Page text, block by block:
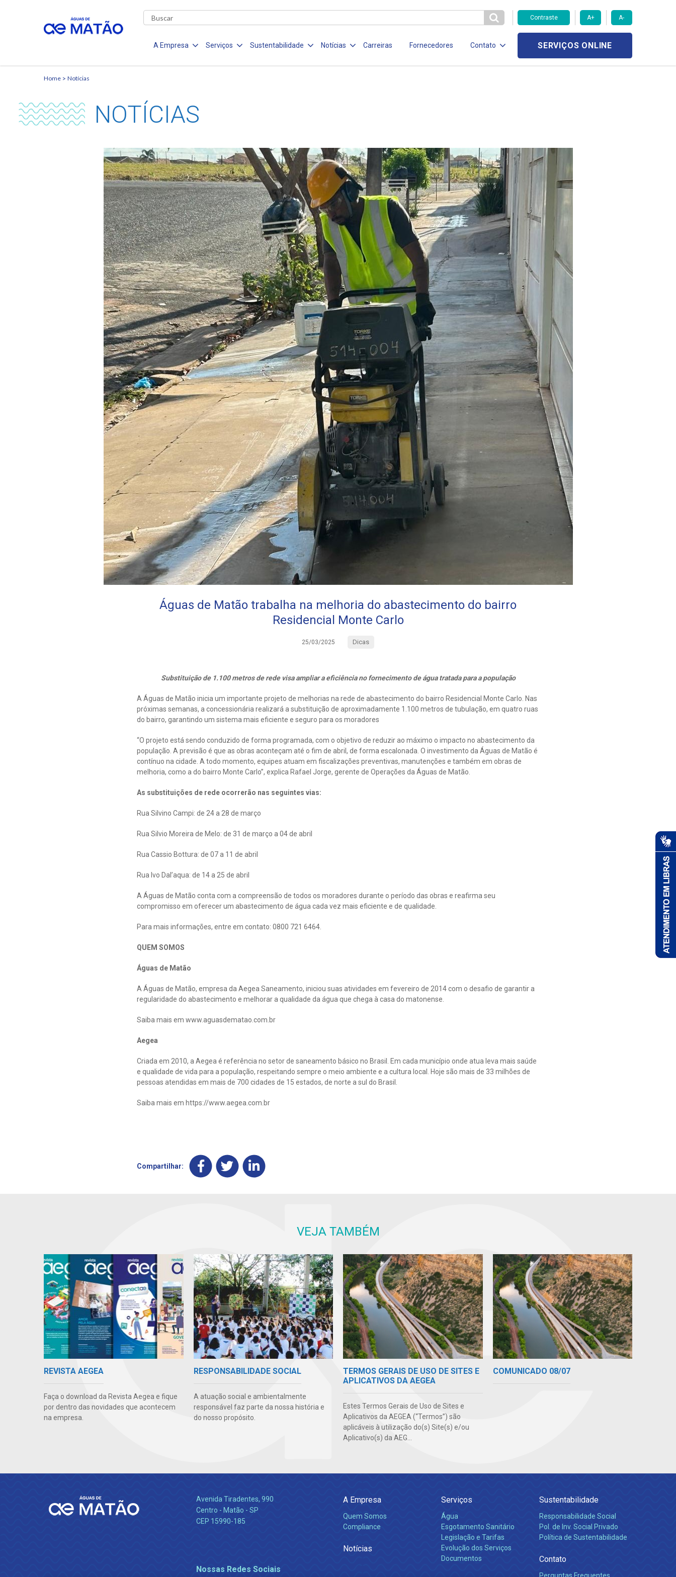
Contraste A+ A-
A Empresa Serviços Sustentabilidade Notícias Carreiras Fornecedores Contato SERVIÇOS ONLINE
Home Notícias
NOTÍCIAS
Águas de Matão trabalha na melhoria do abastecimento do bairro
Residencial Monte Carlo
25/03/2025 Dicas
Substituição de 1.100 metros de rede visa ampliar a eficiência no fornecimento de água tratada para a população
A Águas de Matão inicia um importante projeto de melhorias na rede de abastecimento do bairro Residencial Monte Carlo. Nas
próximas semanas, a concessionária realizará a substituição de aproximadamente 1.100 metros de tubulação, em quatro ruas
do bairro, garantindo um sistema mais eficiente e seguro para os moradores
“O projeto está sendo conduzido de forma programada, com o objetivo de reduzir ao máximo o impacto no abastecimento da
população. A previsão é que as obras aconteçam até o fim de abril, de forma escalonada. O investimento da Águas de Matão é
contínuo na cidade. A todo momento, equipes atuam em fiscalizações preventivas, manutenções e também em obras de
melhoria, como a do bairro Monte Carlo”, explica Rafael Jorge, gerente de Operações da Águas de Matão.
As substituições de rede ocorrerão nas seguintes vias:
Rua Silvino Campi: de 24 a 28 de março
Rua Silvio Moreira de Melo: de 31 de março a 04 de abril
Rua Cassio Bottura: de 07 a 11 de abril
Rua Ivo Dal’aqua: de 14 a 25 de abril
A Águas de Matão conta com a compreensão de todos os moradores durante o período das obras e reafirma seu
compromisso em oferecer um abastecimento de água cada vez mais eficiente e de qualidade.
Para mais informações, entre em contato: 0800 721 6464.
QUEM SOMOS
Águas de Matão
A Águas de Matão, empresa da Aegea Saneamento, iniciou suas atividades em fevereiro de 2014 com o desafio de garantir a
regularidade do abastecimento e melhorar a qualidade da água que chega à casa do matonense.
Saiba mais em www.aguasdematao.com.br
Aegea
Criada em 2010, a Aegea é referência no setor de saneamento básico no Brasil. Em cada município onde atua leva mais saúde
e qualidade de vida para a população, respeitando sempre o meio ambiente e a cultura local. Hoje são mais de 33 milhões de
pessoas atendidas em mais de 700 cidades de 15 estados, de norte a sul do Brasil.
Saiba mais em https://www.aegea.com.br
Compartilhar:
VEJA TAMBÉM
REVISTA AEGEA
Faça o download da Revista Aegea e fique
por dentro das novidades que acontecem
na empresa.
RESPONSABILIDADE SOCIAL
A atuação social e ambientalmente
responsável faz parte da nossa história e
do nosso propósito.
TERMOS GERAIS DE USO DE SITES E
APLICATIVOS DA AEGEA
Estes Termos Gerais de Uso de Sites e
Aplicativos da AEGEA (“Termos”) são
aplicáveis à utilização do(s) Site(s) e/ou
Aplicativo(s) da AEG...
COMUNICADO 08/07
Avenida Tiradentes, 990
Centro - Matão - SP
CEP 15990-185
Nossas Redes Sociais
A Empresa
Quem Somos
Compliance
Notícias
Serviços
Água
Esgotamento Sanitário
Legislação e Tarifas
Evolução dos Serviços
Documentos
Sustentabilidade
Responsabilidade Social
Pol. de Inv. Social Privado
Política de Sustentabilidade
Contato